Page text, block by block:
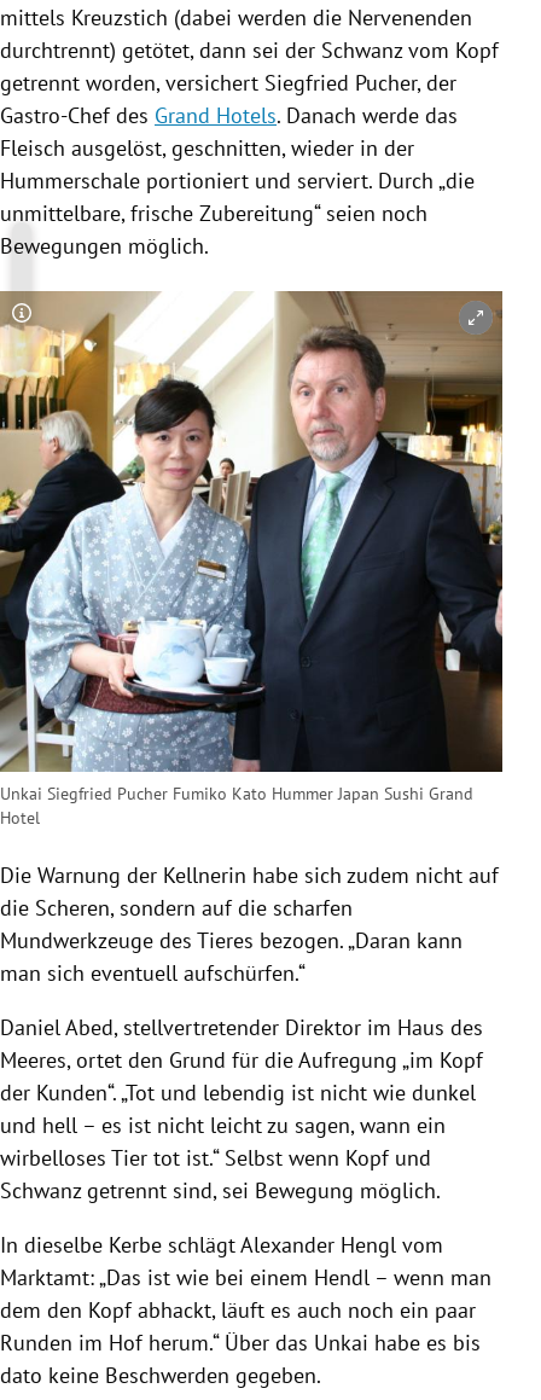
mittels Kreuzstich (dabei werden die Nervenenden
durchtrennt) getötet, dann sei der Schwanz vom Kopf
getrennt worden, versichert Siegfried Pucher, der
Gastro-Chef des Grand Hotels. Danach werde das
Fleisch ausgelöst, geschnitten, wieder in der
Hummerschale portioniert und serviert. Durch „die
unmittelbare, frische Zubereitung“ seien noch
Bewegungen möglich.
Copyright-Hinweis öffnen/schließen
Unkai Siegfried Pucher Fumiko Kato Hummer Japan Sushi Grand
Hotel
Die Warnung der Kellnerin habe sich zudem nicht auf
die Scheren, sondern auf die scharfen
Mundwerkzeuge des Tieres bezogen. „Daran kann
man sich eventuell aufschürfen.“
Daniel Abed, stellvertretender Direktor im Haus des
Meeres, ortet den Grund für die Aufregung „im Kopf
der Kunden“. „Tot und lebendig ist nicht wie dunkel
und hell – es ist nicht leicht zu sagen, wann ein
wirbelloses Tier tot ist.“ Selbst wenn Kopf und
Schwanz getrennt sind, sei Bewegung möglich.
In dieselbe Kerbe schlägtAlexander Hengl vom
Marktamt: „Das ist wie bei einem Hendl – wenn man
dem den Kopf abhackt, läuft es auch noch ein paar
Runden im Hof herum.“ Über das Unkai habe es bis
dato keine Beschwerden gegeben.